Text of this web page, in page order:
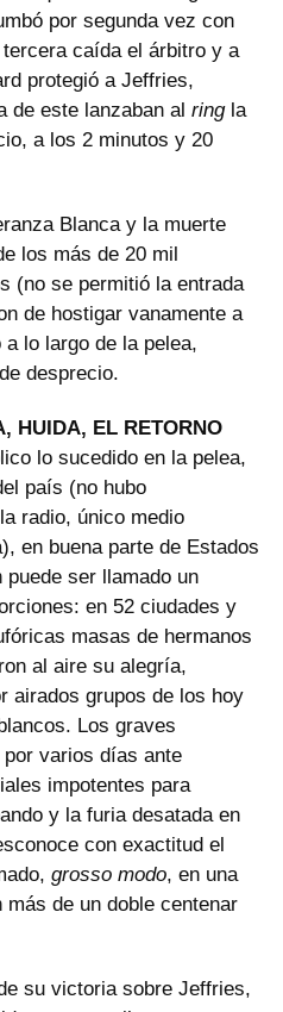
por segunda vez con
caída el árbitro y a
protegió a Jeffries,
de este lanzaban al ringla
a los 2 minutos y 20
Blanca y la muerte
los más de 20 mil
(no se permitió la entrada
de hostigar vanamente a
lo largo de la pelea,
desprecio.
HUIDA, EL RETORNO
lo sucedido en la pelea,
país (no hubo
radio, único medio
en buena parte de Estados
ser llamado un
en 52 ciudades y
masas de hermanos
al aire su alegría,
airados grupos de los hoy
Los graves
varios días ante
impotentes para
y la furia desatada en
con exactitud el
grosso modo, en una
de un doble centenar
su victoria sobre Jeffries,